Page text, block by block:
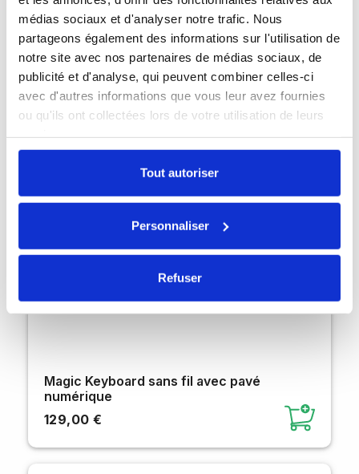
médias sociaux et d'analyser notre trafic. Nous
partageons également des informations sur l'utilisation de
notre site avec nos partenaires de médias sociaux, de
publicité et d'analyse, qui peuvent combiner celles-ci
avec d'autres informations que vous leur avez fournies
ou qu'ils ont collectées lors de votre utilisation de leurs
Tout autoriser
Personnaliser
Refuser
Magic Keyboard sans fil avec pavé
numérique
129,00 €